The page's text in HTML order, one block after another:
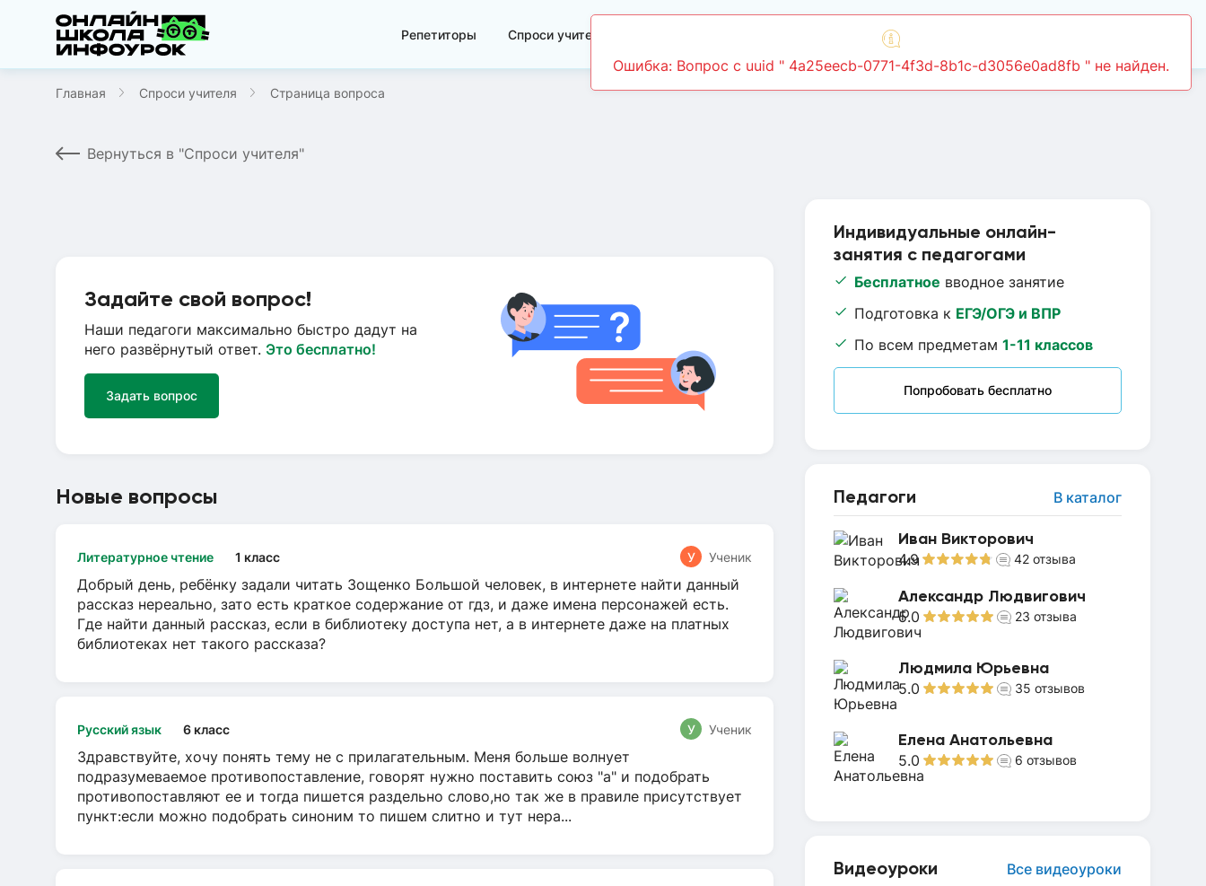
Репетиторы Спроси учителя
Главная Спроси учителя Страница вопроса
Вернуться в "Спроси учителя"
Индивидуальные онлайн-
занятия с педагогами
Бесплатное вводное занятие
Подготовка к ЕГЭ/ОГЭ и ВПР
По всем предметам 1-11 классов
Попробовать бесплатно
Педагоги В каталог
Иван Викторович
4.9 42 отзыва
Александр Людвигович
5.0 23 отзыва
Людмила Юрьевна
5.0 35 отзывов
Елена Анатольевна
5.0 6 отзывов
Видеоуроки Все видеоуроки
Задайте свой вопрос!
Наши педагоги максимально быстро дадут на
него развёрнутый ответ. Это бесплатно!
Задать вопрос
Новые вопросы
Литературное чтение 1 класс У Ученик
Добрый день, ребёнку задали читать Зощенко Большой человек, в интернете найти данный
рассказ нереально, зато есть краткое содержание от гдз, и даже имена персонажей есть.
Где найти данный рассказ, если в библиотеку доступа нет, а в интернете даже на платных
библиотеках нет такого рассказа?
Русский язык 6 класс У Ученик
Здравствуйте, хочу понять тему не с прилагательным. Меня больше волнует
подразумеваемое противопоставление, говорят нужно поставить союз "а" и подобрать
противопоставляют ее и тогда пишется раздельно слово,но так же в правиле присутствует
пункт:если можно подобрать синоним то пишем слитно и тут нера...